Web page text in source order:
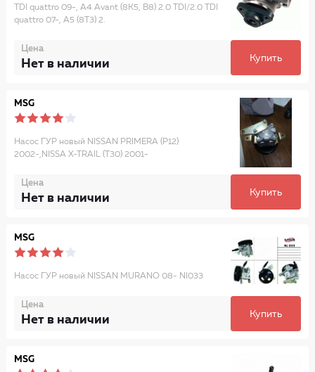
TDI quattro 09-, A4 Avant (8K5, B8) 2.0 TDI/2.0 TDI
quattro 07-, A5 (8T3) 2.
Цена
Нет в наличии Купить
MSG
Насос ГУР новый NISSAN PRIMERA (P12)
2002-,NISSA X-TRAIL (T30) 2001-
Цена
Нет в наличии Купить
MSG
Насос ГУР новый NISSAN MURANO 08- NI033
Цена
Нет в наличии Купить
MSG